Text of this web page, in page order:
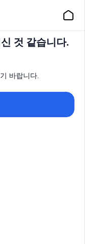
것 같습니다.
바랍니다.